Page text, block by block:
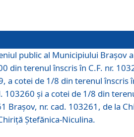
public al Municipiului Braşov a
din terenul înscris în C.F. nr.
a cotei de 1/8 din terenul înscris
103260 și a cotei de 1/8 din
Brașov, nr. cad. 103261, de la
Ștefănica-Niculina.